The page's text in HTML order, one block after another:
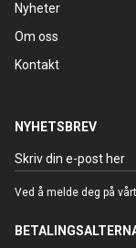
Nyheter
Om oss
Kontakt
NYHETSBREV
Ved å melde deg på